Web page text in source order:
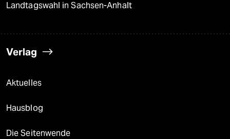
Landtagswahl in Sachsen-Anhalt
Verlag
Aktuelles
Hausblog
Die Seitenwende